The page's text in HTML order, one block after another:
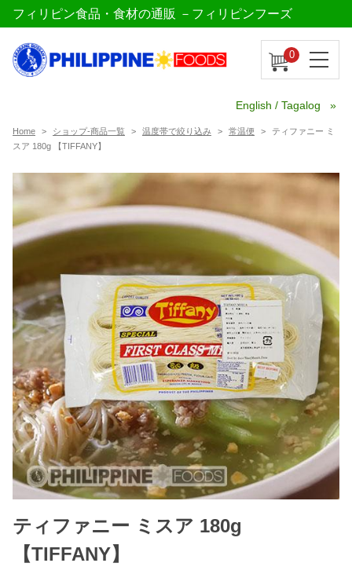
フィリピン食品・食材の通販 －フィリピンフーズ
0
English / Tagalog
Home ショップ-商品一覧 温度帯で絞り込み 常温便
ティファニー ミ
スア 180g 【TIFFANY】
ティファニー ミスア 180g
【TIFFANY】